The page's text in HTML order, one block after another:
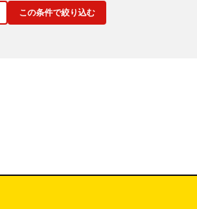
この条件で絞り込む